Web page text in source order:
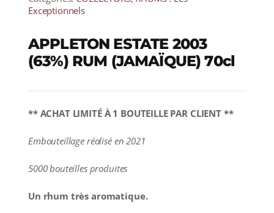
Exceptionnels
APPLETON ESTATE 2003
(63%) RUM (JAMAÏQUE) 70cl
** ACHAT LIMITÉ À 1 BOUTEILLE PAR CLIENT **
Embouteillage réalisé en 2021
5000 bouteilles produites
Un rhum très aromatique.